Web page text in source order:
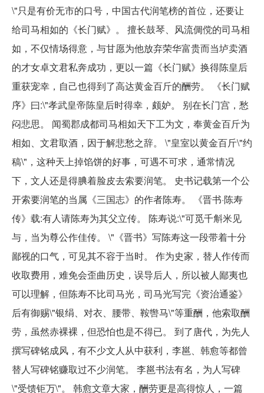
\"只是有价无市的口号，中国古代润笔榜的首位，还要让
给司马相如的《长门赋》。 擅长鼓琴、风流倜傥的司马相
如，不仅情场得意，与甘愿为他放弃荣华富贵而当垆卖酒
的才女卓文君私奔成功，更以一篇《长门赋》换得陈皇后
重获宠幸，自己也得到了高达黄金百斤的酬劳。 《长门赋
序》曰:\"孝武皇帝陈皇后时得幸，颇妒。 别在长门宫，愁
闷悲思。 闻蜀郡成都司马相如天下工为文，奉黄金百斤为
相如、文君取酒，因于解悲愁之辞。 \"皇室以黄金百斤\"约
稿\"，这种天上掉馅饼的好事，可遇不可求，通常情况
下，文人还是得腆着脸皮去索要润笔。 史书记载第一个公
开索要润笔的当属《三国志》的作者陈寿。 《晋书·陈寿
传》载:有人请陈寿为其父立传。 陈寿说:\"可觅千斛米见
与，当为尊公作佳传。 \"《晋书》写陈寿这一段带着十分
鄙视的口气，可见其不容于当时。 作为史家，替人作传而
收取费用，难免会歪曲历史，误导后人，所以被人鄙夷也
可以理解，但陈寿不比司马光，司马光写完《资治通鉴》
后有御赐\"银绢、对衣、腰带、鞍辔马\"等重酬，他索取酬
劳，虽然赤裸裸，但恐怕也是不得已。 到了唐代，为先人
撰写碑铭成风，有不少文人从中获利，李邕、韩愈等都曾
替人写碑铭赚取过不少润笔。 李邕书法有名，为人写碑
\"受馈钜万\"。 韩愈文章大家，酬劳更是高得惊人，一篇